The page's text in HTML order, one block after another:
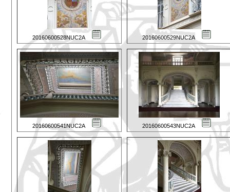
20160600528NUC2A 20160600529NUC2A
20160600541NUC2A 20160600543NUC2A